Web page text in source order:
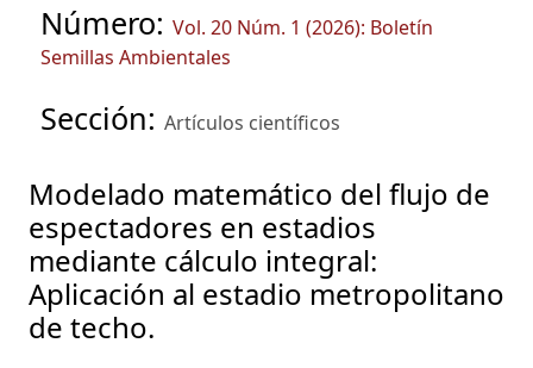
Número: Vol. 20 Núm. 1 (2026): Boletín
Semillas Ambientales
Sección: Artículos científicos
Modelado matemático del flujo de
espectadores en estadios
mediante cálculo integral:
Aplicación al estadio metropolitano
de techo.